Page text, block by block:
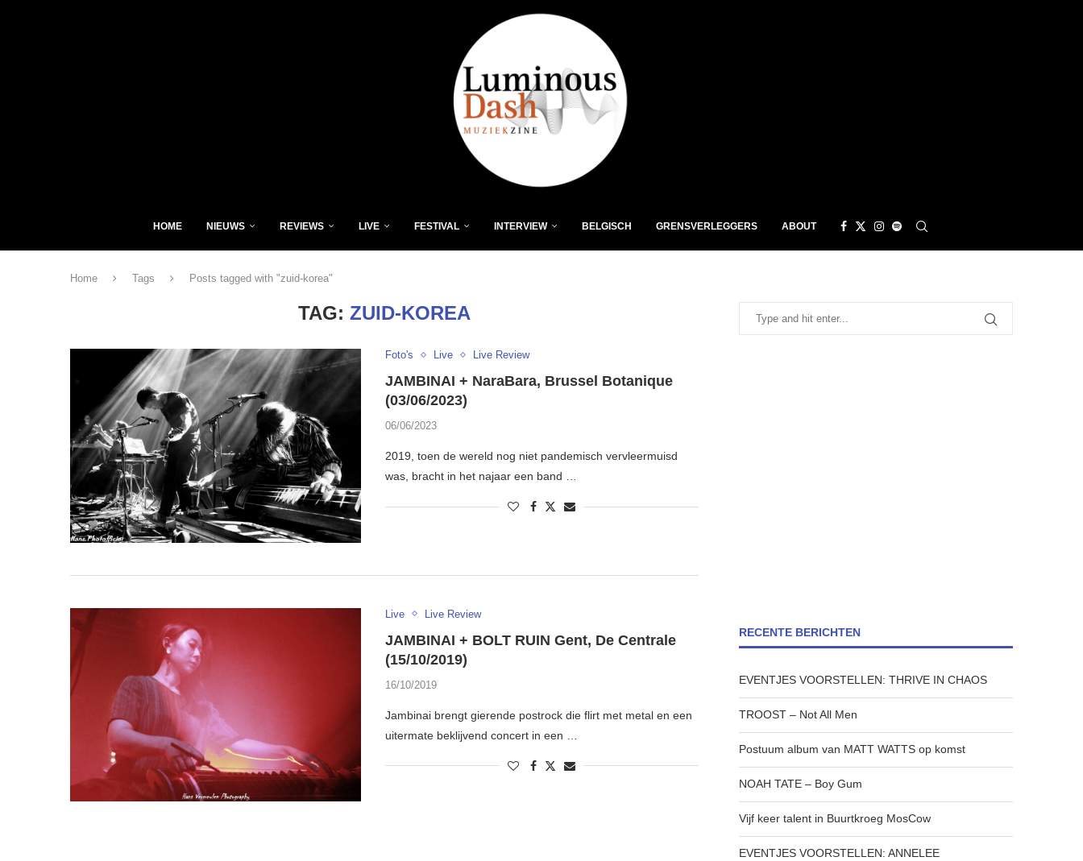
HOME NIEUWS REVIEWS LIVE FESTIVAL INTERVIEW BELGISCH GRENSVERLEGGERS ABOUT
Home Tags Posts tagged with "zuid-korea"
TAG: ZUID-KOREA
Foto's Live Live Review
JAMBINAI + NaraBara, Brussel Botanique
(03/06/2023)
06/06/2023
2019, toen de wereld nog niet pandemisch vervleermuisd
was, bracht in het najaar een band …
Live Live Review
JAMBINAI + BOLT RUIN Gent, De Centrale
(15/10/2019)
16/10/2019
Jambinai brengt gierende postrock die flirt met metal en een
uitermate beklijvend concert in een …
RECENTE BERICHTEN
EVENTJES VOORSTELLEN: THRIVE IN CHAOS
TROOST – Not All Men
Postuum album van MATT WATTS op komst
NOAH TATE – Boy Gum
Vijf keer talent in Buurtkroeg MosCow
EVENTJES VOORSTELLEN: ANNELEE